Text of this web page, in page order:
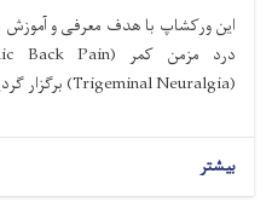
این ورکشاپ با هدف معرفی و
(Trigeminal Neuralgia) برگزار گردید و اشتراک‌کنندگان با مباحث. . .
بیشتر